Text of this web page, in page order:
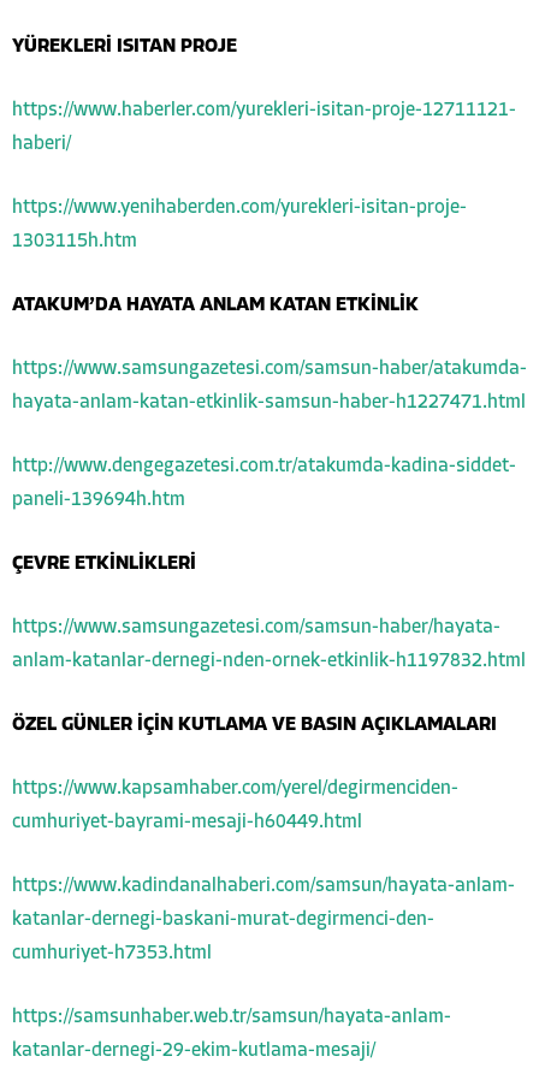
YÜREKLERİ ISITAN PROJE
https://www.haberler.com/yurekleri-isitan-proje-12711121-
haberi/
https://www.yenihaberden.com/yurekleri-isitan-proje-
1303115h.htm
ATAKUM’DA HAYATA ANLAM KATAN ETKİNLİK
https://www.samsungazetesi.com/samsun-haber/atakumda-
hayata-anlam-katan-etkinlik-samsun-haber-h1227471.html
http://www.dengegazetesi.com.tr/atakumda-kadina-siddet-
paneli-139694h.htm
ÇEVRE ETKİNLİKLERİ
https://www.samsungazetesi.com/samsun-haber/hayata-
anlam-katanlar-dernegi-nden-ornek-etkinlik-h1197832.html
ÖZEL GÜNLER İÇİN KUTLAMA VE BASIN AÇIKLAMALARI
https://www.kapsamhaber.com/yerel/degirmenciden-
cumhuriyet-bayrami-mesaji-h60449.html
https://www.kadindanalhaberi.com/samsun/hayata-anlam-
katanlar-dernegi-baskani-murat-degirmenci-den-
cumhuriyet-h7353.html
https://samsunhaber.web.tr/samsun/hayata-anlam-
katanlar-dernegi-29-ekim-kutlama-mesaji/